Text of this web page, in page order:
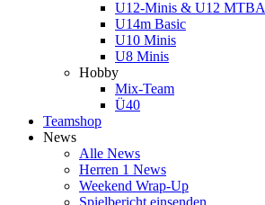
U12-Minis & U12 MTBA
U14m Basic
U10 Minis
U8 Minis
Hobby
Mix-Team
Ü40
Teamshop
News
Alle News
Herren 1 News
Weekend Wrap-Up
Spielbericht einsenden